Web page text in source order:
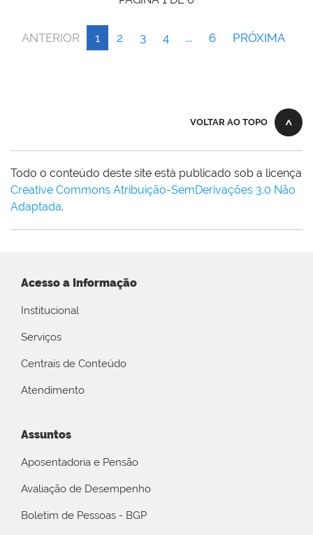
ANTERIOR 1 2 3 4 ... 6 PRÓXIMA
VOLTAR AO TOPO
Todo o conteúdo deste site está publicado sob a licença
Creative Commons Atribuição-SemDerivações 3.0 Não
Adaptada.
Acesso a Informação
Institucional
Serviços
Centrais de Conteúdo
Atendimento
Assuntos
Aposentadoria e Pensão
Avaliação de Desempenho
Boletim de Pessoas - BGP